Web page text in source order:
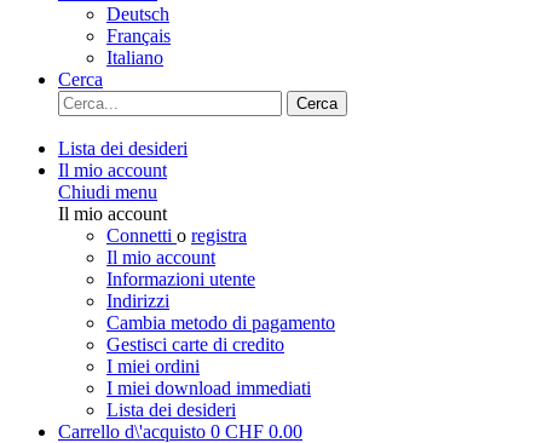
Deutsch
Français
Italiano
Cerca
Cerca
Lista dei desideri
Il mio account
Chiudi menu
Il mio account
Connetti o registra
Il mio account
Informazioni utente
Indirizzi
Cambia metodo di pagamento
Gestisci carte di credito
I miei ordini
I miei download immediati
Lista dei desideri
Carrello d\'acquisto 0 CHF 0.00